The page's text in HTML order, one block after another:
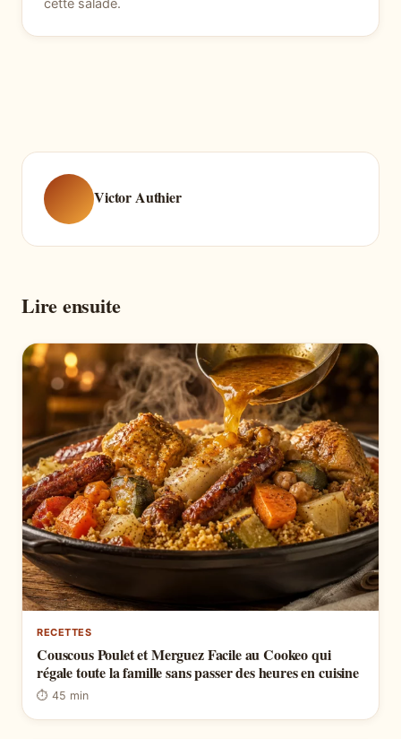
cette salade.
Victor Authier
Lire ensuite
RECETTES
Couscous Poulet et Merguez Facile au Cookeo qui
régale toute la famille sans passer des heures en cuisine
⏱ 45 min